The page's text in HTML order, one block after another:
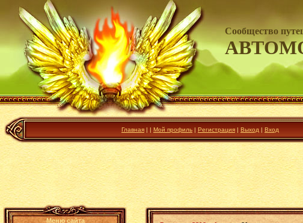
Сообщество
Главная | | Мой профиль | Регистрация | Выход | Вход
Меню сайта